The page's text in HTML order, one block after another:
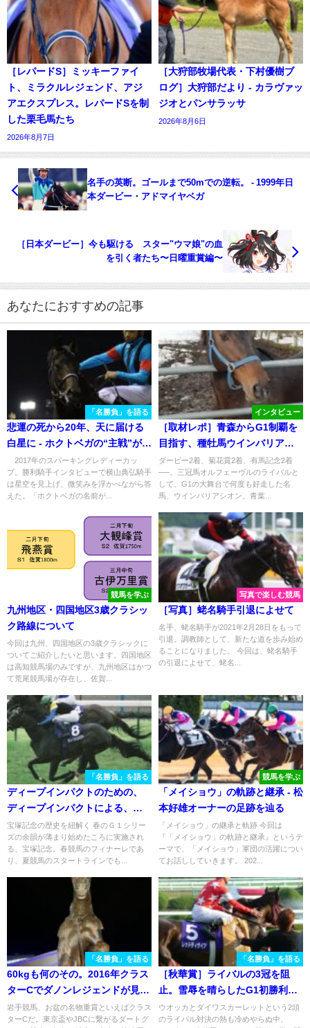
［レパードS］ミッキーファイ
ト、ミラクルレジェンド、アジ
アエクスプレス。レパードSを制
した栗毛馬たち
2026年8月7日
［大狩部牧場代表・下村優樹ブ
ログ］大狩部だより - カラヴァッ
ジオとパンサラッサ
2026年8月6日
名手の英断。ゴールまで50mでの逆転。 - 1999年日
本ダービー・アドマイヤベガ
［日本ダービー］今も駆ける スター"ウマ娘"の血
を引く者たち〜日曜重賞編〜
あなたにおすすめの記事
「名勝負」を語る
悲運の死から20年、天に届ける
白星に - ホクトベガの“主戦”が制
した2017年スパーキングレディ
ーカップ
2017年のスパーキングレディーカッ
プ。勝利騎手インタビューで横山典弘騎手
は星空を見上げ、微笑みを浮かべながら答
えた。「ホクトベガの名前が...
インタビュー
［取材レポ］青森からG1制覇を
目指す、種牡馬ウインバリアシ
オン - 荒谷牧場を訪ねて
ダービー2着、菊花賞2着、有馬記念2着
──。三冠馬オルフェーヴルのライバルと
して、G1の大舞台で何度も好走した名
馬、ウインバリアシオン。青葉...
競馬を学ぶ
九州地区・四国地区3歳クラシッ
ク路線について
今回は九州、四国地区の3歳クラシックに
ついてご紹介したいと思います。四国地区
は高知競馬場のみですが、九州地区はかつ
て荒尾競馬場が存在し、佐賀...
写真で楽しむ競馬
［写真］蛯名騎手引退によせて
名手、蛯名騎手が2021年2月28日をもって
引退。調教師として、新たな道を歩み始め
ることになりました。 今回は、蛯名騎手
の引退によせて、蛯名...
「名勝負」を語る
ディープインパクトのための、
ディープインパクトによる、デ
ィープインパクトの宝塚記念。
2006年、京都開催の宝塚記念を
振り返る
宝塚記念の歴史を紐解く 春のＧ１シリー
ズの余韻が薄まり始めたころに実施され
る、宝塚記念。春競馬のフィナーレであ
り、夏競馬のスタートラインでも...
競馬を学ぶ
「メイショウ」の軌跡と継承 - 松
本好雄オーナーの足跡を辿る
「メイショウ」の継承と軌跡 今回は
『「メイショウ」の軌跡と継承』というテ
ーマで、「メイショウ」軍団の活躍につい
てお話ししていきます。 202...
「名勝負」を語る
60kgも何のその。2016年クラス
ターCでダノンレジェンドが見せ
た衝撃。
岩手競馬、お盆の名物重賞といえばクラス
ターCだ。東京盃やJBCに繋がるダートグ
「名勝負」を語る
［秋華賞］ライバルの3冠を阻
止。雪辱を晴らしたG1初勝利。
- 2009年・レッドディザイア
ウオッカとダイワスカーレットという2頭
のライバル対決の熱も冷めやらぬ中、